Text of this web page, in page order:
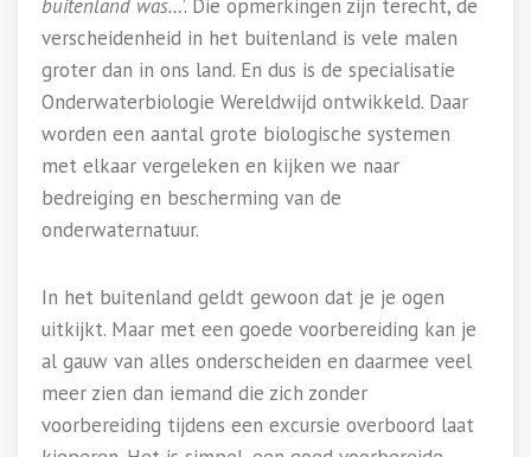
buitenland was…’. Die opmerkingen zijn terecht, de
verscheidenheid in het buitenland is vele malen
groter dan in ons land. En dus is de specialisatie
Onderwaterbiologie Wereldwijd ontwikkeld. Daar
worden een aantal grote biologische systemen
met elkaar vergeleken en kijken we naar
bedreiging en bescherming van de
onderwaternatuur.
In het buitenland geldt gewoon dat je je ogen
uitkijkt. Maar met een goede voorbereiding kan je
al gauw van alles onderscheiden en daarmee veel
meer zien dan iemand die zich zonder
voorbereiding tijdens een excursie overboord laat